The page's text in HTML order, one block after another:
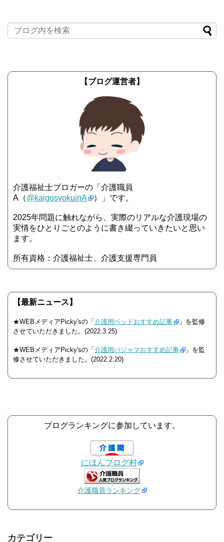
【ブログ運営者】
介護福祉士ブロガーの「介護職員
A（@kaigosyokuinA ）」です。
2025年問題に触れながら、実際のリアルな介護現場の
実情をひとりごとのように書き綴っていきたいと思い
ます。
所有資格：介護福祉士、介護支援専門員
【最新ニュース】
★WEBメディアPicky'sの「 介護用ベッドおすすめ記事
」を監修
させていただきました。(2022.3.25)
★WEBメディアPicky'sの「 介護用パジャマおすすめ記事
」を監
修させていただきました。(2022.2.20)
ブログランキングに参加しています。
にほんブログ村
介護職員ランキング
カテゴリー